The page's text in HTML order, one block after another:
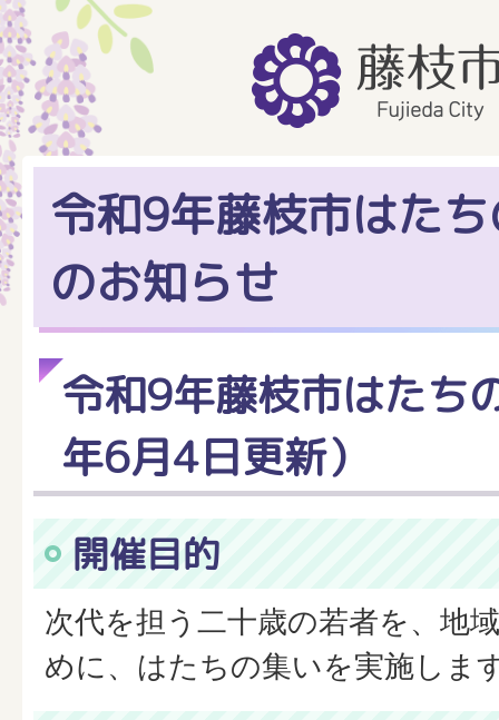
令和9年藤枝市はた
のお知らせ
令和9年藤枝市はたち
年6月4日更新）
開催目的
次代を担う二十歳の若者を、地
めに、はたちの集いを実施しま